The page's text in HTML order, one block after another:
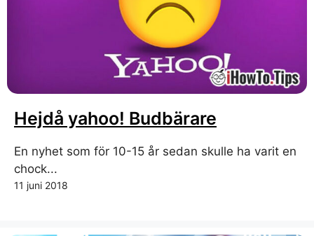
Hejdå yahoo! Budbärare
En nyhet som för 10-15 år sedan skulle ha varit en
chock...
11 juni 2018